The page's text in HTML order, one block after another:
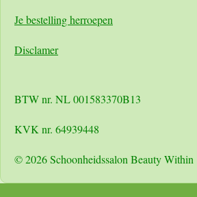
Je bestelling herroepen
Disclamer
BTW nr. NL 001583370B13
KVK nr. 64939448
© 2026 Schoonheidssalon Beauty Within